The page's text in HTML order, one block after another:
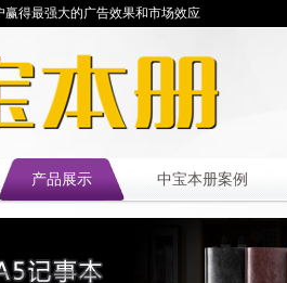
得最强大的广告效果和市场效应
产品展示 中宝本册案例